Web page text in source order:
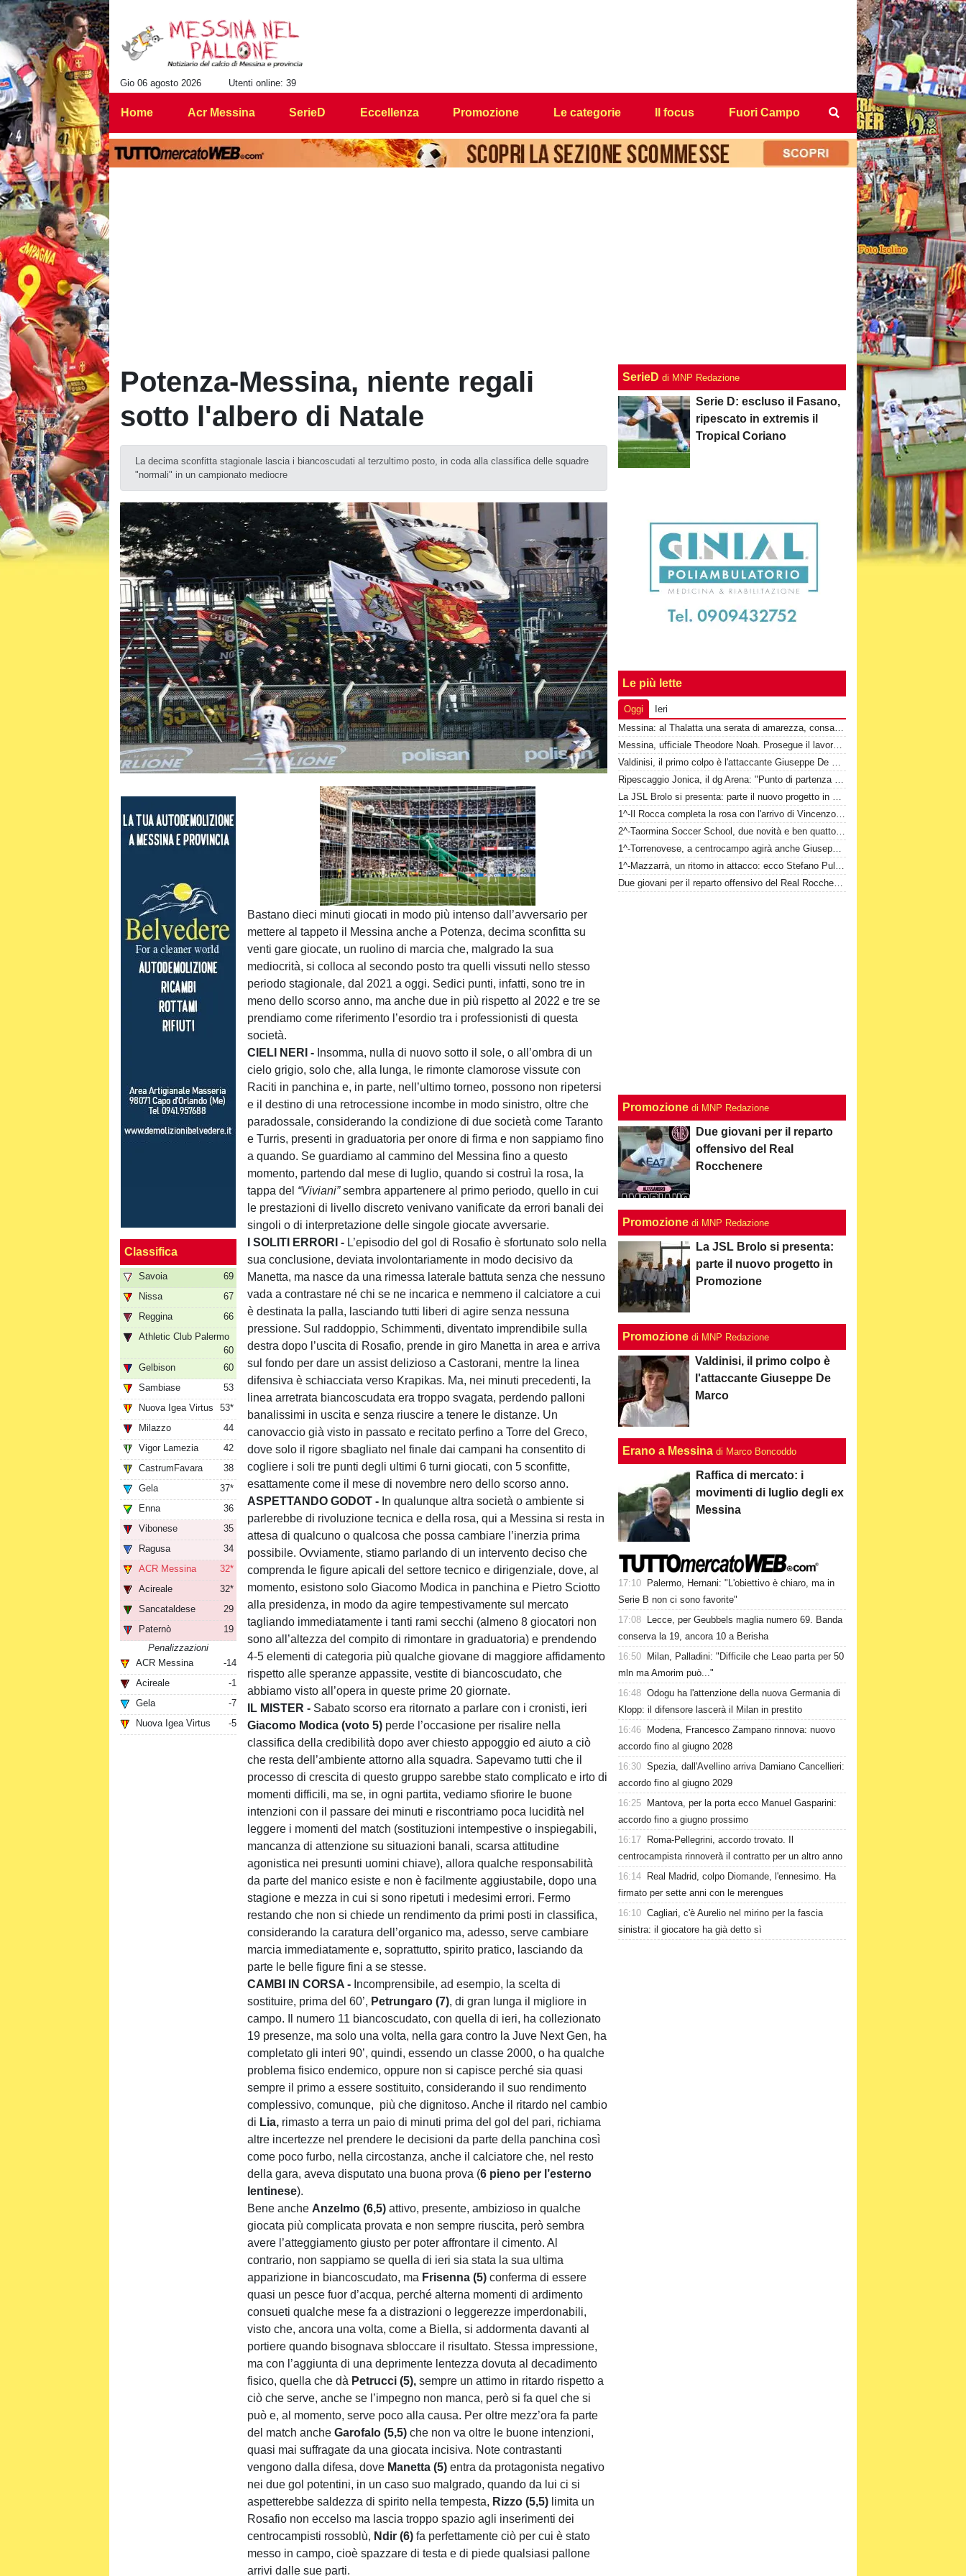
Gio 06 agosto 2026 Utenti online: 39
Home Acr Messina SerieD Eccellenza Promozione Le categorie Il focus Fuori Campo
Potenza-Messina, niente regali
sotto l'albero di Natale
La decima sconfitta stagionale lascia i biancoscudati al terzultimo posto, in coda alla classifica delle squadre
"normali" in un campionato mediocre
Classifica
Savoia
69
Nissa
67
Reggina
66
Athletic Club Palermo
60
Gelbison
60
Sambiase
53
Nuova Igea Virtus
53*
Milazzo
44
Vigor Lamezia
42
CastrumFavara
38
Gela
37*
Enna
36
Vibonese
35
Ragusa
34
ACR Messina
32*
Acireale
32*
Sancataldese
29
Paternò
19
Penalizzazioni
ACR Messina
-14
Acireale
-1
Gela
-7
Nuova Igea Virtus
-5
Unmute
Loaded:
100.00%
Bastano dieci minuti giocati in modo più intenso dall’avversario per
mettere al tappeto il Messina anche a Potenza, decima sconfitta su
venti gare giocate, un ruolino di marcia che, malgrado la sua
mediocrità, si colloca al secondo posto tra quelli vissuti nello stesso
periodo stagionale, dal 2021 a oggi. Sedici punti, infatti, sono tre in
meno dello scorso anno, ma anche due in più rispetto al 2022 e tre se
prendiamo come riferimento l’esordio tra i professionisti di questa
società.
CIELI NERI - Insomma, nulla di nuovo sotto il sole, o all’ombra di un
cielo grigio, solo che, alla lunga, le rimonte clamorose vissute con
Raciti in panchina e, in parte, nell’ultimo torneo, possono non ripetersi
e il destino di una retrocessione incombe in modo sinistro, oltre che
paradossale, considerando la condizione di due società come Taranto
e Turris, presenti in graduatoria per onore di firma e non sappiamo fino
a quando. Se guardiamo al cammino del Messina fino a questo
momento, partendo dal mese di luglio, quando si costruì la rosa, la
tappa del “Viviani”sembra appartenere al primo periodo, quello in cui
le prestazioni di livello discreto venivano vanificate da errori banali dei
singoli o di interpretazione delle singole giocate avversarie.
I SOLITI ERRORI - L’episodio del gol di Rosafio è sfortunato solo nella
sua conclusione, deviata involontariamente in modo decisivo da
Manetta, ma nasce da una rimessa laterale battuta senza che nessuno
vada a contrastare né chi se ne incarica e nemmeno il calciatore a cui
è destinata la palla, lasciando tutti liberi di agire senza nessuna
pressione. Sul raddoppio, Schimmenti, diventato imprendibile sulla
destra dopo l’uscita di Rosafio, prende in giro Manetta in area e arriva
sul fondo per dare un assist delizioso a Castorani, mentre la linea
difensiva è schiacciata verso Krapikas. Ma, nei minuti precedenti, la
linea arretrata biancoscudata era troppo svagata, perdendo palloni
banalissimi in uscita e senza riuscire a tenere le distanze. Un
canovaccio già visto in passato e recitato perfino a Torre del Greco,
dove solo il rigore sbagliato nel finale dai campani ha consentito di
cogliere i soli tre punti degli ultimi 6 turni giocati, con 5 sconfitte,
esattamente come il mese di novembre nero dello scorso anno.
ASPETTANDO GODOT - In qualunque altra società o ambiente si
parlerebbe di rivoluzione tecnica e della rosa, qui a Messina si resta in
attesa di qualcuno o qualcosa che possa cambiare l’inerzia prima
possibile. Ovviamente, stiamo parlando di un intervento deciso che
comprenda le figure apicali del settore tecnico e dirigenziale, dove, al
momento, esistono solo Giacomo Modica in panchina e Pietro Sciotto
alla presidenza, in modo da agire tempestivamente sul mercato
tagliando immediatamente i tanti rami secchi (almeno 8 giocatori non
sono all’altezza del compito di rimontare in graduatoria) e prendendo
4-5 elementi di categoria più qualche giovane di maggiore affidamento
rispetto alle speranze appassite, vestite di biancoscudato, che
abbiamo visto all’opera in queste prime 20 giornate.
IL MISTER - Sabato scorso era ritornato a parlare con i cronisti, ieri
Giacomo Modica (voto 5) perde l’occasione per risalire nella
classifica della credibilità dopo aver chiesto appoggio ed aiuto a ciò
che resta dell’ambiente attorno alla squadra. Sapevamo tutti che il
processo di crescita di questo gruppo sarebbe stato complicato e irto di
momenti difficili, ma se, in ogni partita, vediamo sfiorire le buone
intenzioni con il passare dei minuti e riscontriamo poca lucidità nel
leggere i momenti del match (sostituzioni intempestive o inspiegabili,
mancanza di attenzione su situazioni banali, scarsa attitudine
agonistica nei presunti uomini chiave), allora qualche responsabilità
da parte del manico esiste e non è facilmente aggiustabile, dopo una
stagione e mezza in cui si sono ripetuti i medesimi errori. Fermo
restando che non si chiede un rendimento da primi posti in classifica,
considerando la caratura dell’organico ma, adesso, serve cambiare
marcia immediatamente e, soprattutto, spirito pratico, lasciando da
parte le belle figure fini a se stesse.
CAMBI IN CORSA - Incomprensibile, ad esempio, la scelta di
sostituire, prima del 60’, Petrungaro (7), di gran lunga il migliore in
campo. Il numero 11 biancoscudato, con quella di ieri, ha collezionato
19 presenze, ma solo una volta, nella gara contro la Juve Next Gen, ha
completato gli interi 90’, quindi, essendo un classe 2000, o ha qualche
problema fisico endemico, oppure non si capisce perché sia quasi
sempre il primo a essere sostituito, considerando il suo rendimento
complessivo, comunque, più che dignitoso. Anche il ritardo nel cambio
di Lia, rimasto a terra un paio di minuti prima del gol del pari, richiama
altre incertezze nel prendere le decisioni da parte della panchina così
come poco furbo, nella circostanza, anche il calciatore che, nel resto
della gara, aveva disputato una buona prova (6 pieno per l’esterno
lentinese).
Bene anche Anzelmo (6,5) attivo, presente, ambizioso in qualche
giocata più complicata provata e non sempre riuscita, però sembra
avere l’atteggiamento giusto per poter affrontare il cimento. Al
contrario, non sappiamo se quella di ieri sia stata la sua ultima
apparizione in biancoscudato, ma Frisenna (5) conferma di essere
quasi un pesce fuor d’acqua, perché alterna momenti di ardimento
consueti qualche mese fa a distrazioni o leggerezze imperdonabili,
visto che, ancora una volta, come a Biella, si addormenta davanti al
portiere quando bisognava sbloccare il risultato. Stessa impressione,
ma con l’aggiunta di una deprimente lentezza dovuta al decadimento
fisico, quella che dà Petrucci (5), sempre un attimo in ritardo rispetto a
ciò che serve, anche se l’impegno non manca, però si fa quel che si
può e, al momento, serve poco alla causa. Per oltre mezz’ora fa parte
del match ancheGarofalo (5,5) che non va oltre le buone intenzioni,
quasi mai suffragate da una giocata incisiva. Note contrastanti
vengono dalla difesa, dove Manetta (5)entra da protagonista negativo
nei due gol potentini, in un caso suo malgrado, quando da lui ci si
aspetterebbe saldezza di spirito nella tempesta, Rizzo (5,5) limita un
Rosafio non eccelso ma lascia troppo spazio agli inserimenti dei
centrocampisti rossoblù, Ndir (6)fa perfettamente ciò per cui è stato
messo in campo, cioè spazzare di testa e di piede qualsiasi pallone
arrivi dalle sue parti.
SerieD di MNP Redazione
Serie D: escluso il Fasano,
ripescato in extremis il
Tropical Coriano
Le più lette
Oggi
Ieri
Messina: al Thalatta una serata di amarezza, consapevolezza e speranza
Messina, ufficiale Theodore Noah. Prosegue il lavoro a Cascia
Valdinisi, il primo colpo è l'attaccante Giuseppe De Marco
Ripescaggio Jonica, il dg Arena: "Punto di partenza di un nuovo percorso"
La JSL Brolo si presenta: parte il nuovo progetto in Promozione
1^-Il Rocca completa la rosa con l'arrivo di Vincenzo Di Marco
2^-Taormina Soccer School, due novità e ben quattordici conferme
1^-Torrenovese, a centrocampo agirà anche Giuseppe Masi
1^-Mazzarrà, un ritorno in attacco: ecco Stefano Puliafito
Due giovani per il reparto offensivo del Real Rocchenere
Promozione di MNP Redazione
Due giovani per il reparto
offensivo del Real
Rocchenere
Promozione di MNP Redazione
La JSL Brolo si presenta:
parte il nuovo progetto in
Promozione
Promozione di MNP Redazione
Valdinisi, il primo colpo è
l'attaccante Giuseppe De
Marco
Erano a Messina di Marco Boncoddo
Raffica di mercato: i
movimenti di luglio degli ex
Messina
17:10
Palermo, Hernani: "L'obiettivo è chiaro, ma in
Serie B non ci sono favorite"
17:08
Lecce, per Geubbels maglia numero 69. Banda
conserva la 19, ancora 10 a Berisha
16:50
Milan, Palladini: "Difficile che Leao parta per 50
mln ma Amorim può..."
16:48 Odogu ha l'attenzione della nuova Germania di
Klopp: il difensore lascerà il Milan in prestito
16:46
Modena, Francesco Zampano rinnova: nuovo
accordo fino al giugno 2028
16:30 Spezia, dall'Avellino arriva Damiano Cancellieri:
accordo fino al giugno 2029
16:25
Mantova, per la porta ecco Manuel Gasparini:
accordo fino a giugno prossimo
16:17
Roma-Pellegrini, accordo trovato. Il
centrocampista rinnoverà il contratto per un altro anno
16:14
Real Madrid, colpo Diomande, l'ennesimo. Ha
firmato per sette anni con le merengues
16:10 Cagliari, c'è Aurelio nel mirino per la fascia
sinistra: il giocatore ha già detto sì